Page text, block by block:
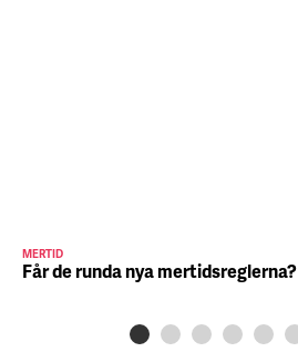
MERTID
Får de runda nya mertidsreglerna?